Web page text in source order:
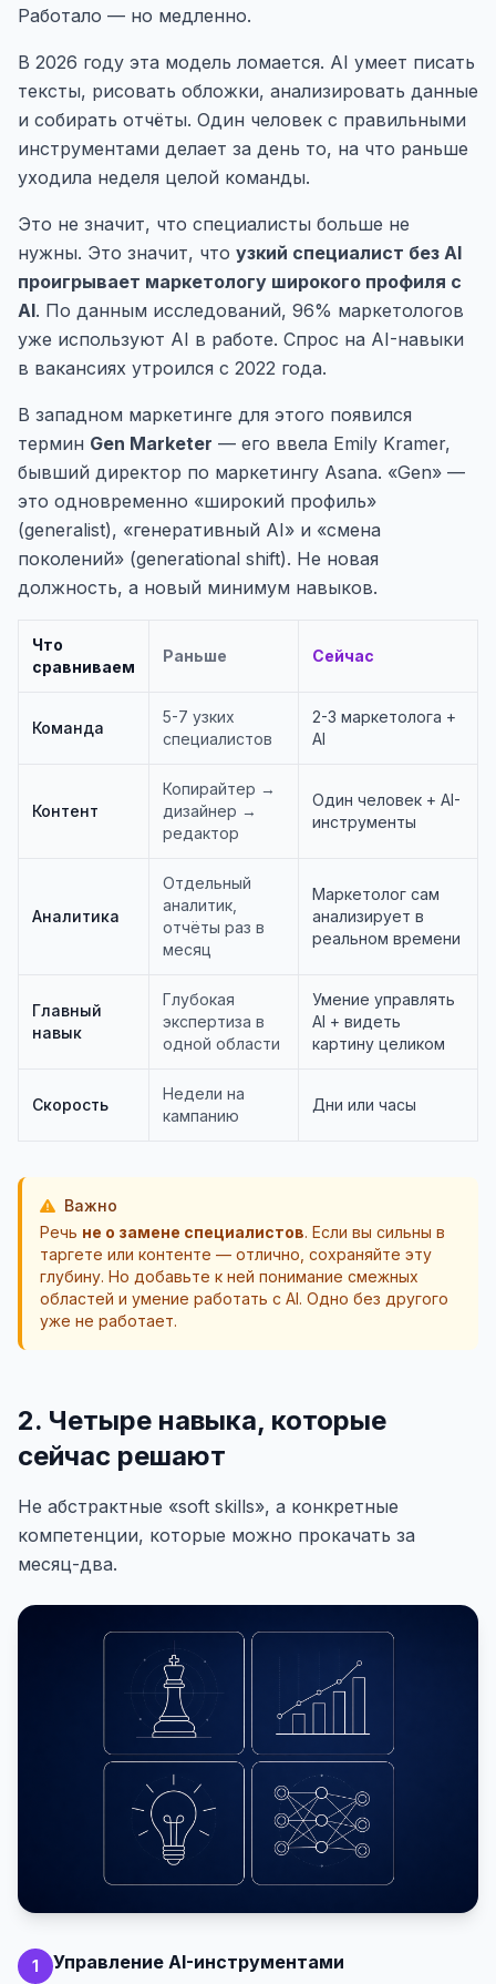
Работало — но медленно.
В 2026 году эта модель ломается. AI умеет писать
тексты, рисовать обложки, анализировать данные
и собирать отчёты. Один человек с правильными
инструментами делает за день то, на что раньше
уходила неделя целой команды.
Это не значит, что специалисты больше не
нужны. Это значит, что узкий специалист без AI
проигрывает маркетологу широкого профиля с
AI. По данным исследований, 96% маркетологов
уже используют AI в работе. Спрос на AI-навыки
в вакансиях утроился с 2022 года.
В западном маркетинге для этого появился
термин Gen Marketer — его ввела Emily Kramer,
бывший директор по маркетингу Asana. «Gen» —
это одновременно «широкий профиль»
(generalist), «генеративный AI» и «смена
поколений» (generational shift). Не новая
должность, а новый минимум навыков.
Что
сравниваем
Раньше Сейчас
Команда
5-7 узких
специалистов
2-3 маркетолога +
AI
Контент
Копирайтер →
дизайнер →
редактор
Один человек + AI-
инструменты
Аналитика
Отдельный
аналитик,
отчёты раз в
месяц
Маркетолог сам
анализирует в
реальном времени
Главный
навык
Глубокая
экспертиза в
одной области
Умение управлять
AI + видеть
картину целиком
Скорость
Недели на
кампанию
Дни или часы
Важно
Речь не о замене специалистов. Если вы сильны в
таргете или контенте — отлично, сохраняйте эту
глубину. Но добавьте к ней понимание смежных
областей и умение работать с AI. Одно без другого
уже не работает.
2. Четыре навыка, которые
сейчас решают
Не абстрактные «soft skills», а конкретные
компетенции, которые можно прокачать за
месяц-два.
1 Управление AI-инструментами